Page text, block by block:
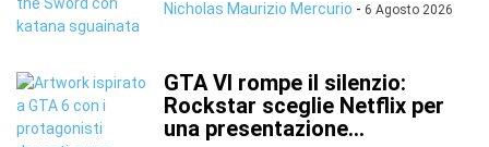
Nicholas Maurizio Mercurio - 6 Agosto 2026
GTA VI rompe il silenzio:
Rockstar sceglie Netflix per
una presentazione...